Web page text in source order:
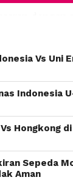
Fairel Khalif
Bekasi,
kelas 3
Jaya,
dari
Asian
Vs Uni
Indonesia
Hongkong
Sepeda
Aman